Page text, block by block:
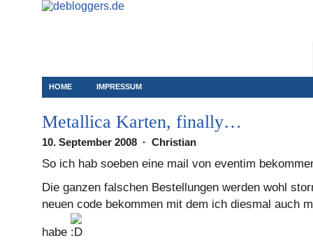
HOME IMPRESSUM
Metallica Karten, finally…
10. September 2008 · Christian
So ich hab soeben eine mail von eventim
Die ganzen falschen Bestellungen werden wohl
neuen code bekommen mit dem ich diesmal auch
habe